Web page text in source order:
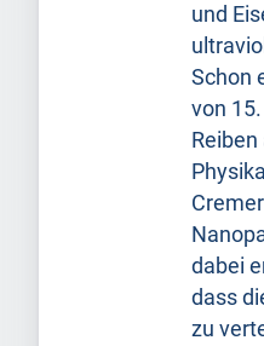
und
Schon
von
dabei
dass
zu